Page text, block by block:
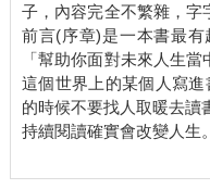
子，內容完全不繁雜，字
前言(序章)是一本書最
「幫助你面對未來人生
這個世界上的某個人寫
的時候不要找人取暖去讀
持續閱讀確實會改變人生。